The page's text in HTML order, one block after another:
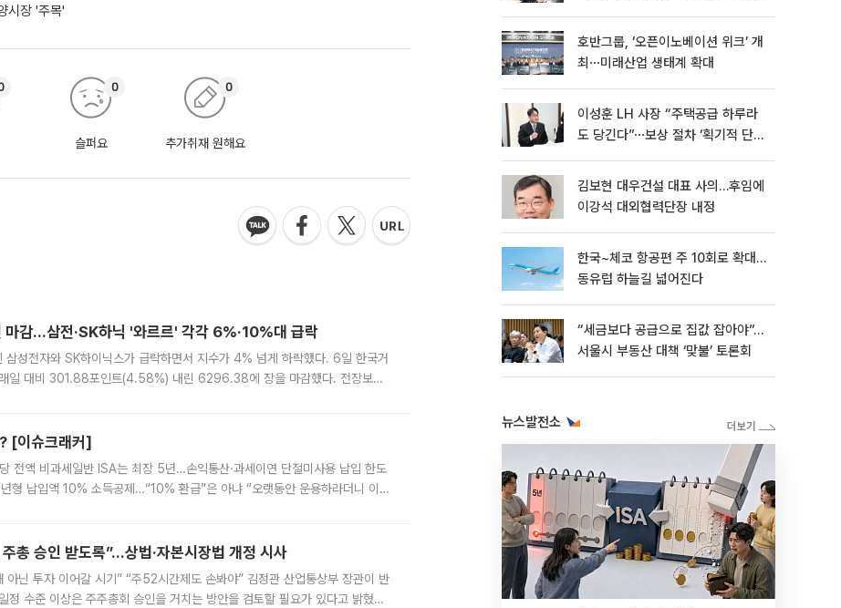
시장 '주목'
슬퍼요
0
추가취재 원해요
0
감…삼전·SK하닉 '와르르' 각각 6%·10%대 급락
삼성전자와 SK하이닉스가 급락하면서 지수가 4% 넘게 하락했다. 6일 한국거
일 대비 301.88포인트(4.58%) 내린 6296.38에 장을 마감했다. 전장보다
[이슈크래커]
전액 비과세일반 ISA는 최장 5년…손익통산·과세이연 단절미사용 납입 한도
형 납입액 10% 소득공제…“10% 환급”은 아냐 “오랫동안 운용하라더니 이제
총 승인 받도록”…상법·자본시장법 개정 시사
아닌 투자 이어갈 시기” “주52시간제도 손봐야” 김정관 산업통상부 장관이 반
정 수준 이상은 주주총회 승인을 거치는 방안을 검토할 필요가 있다고 밝혔다.
호반그룹, ‘오픈이노베이션 위크’ 개
최⋯미래산업 생태계 확대
이성훈 LH 사장 “주택공급 하루라
도 당긴다”⋯보상 절차 ‘획기적 단
김보현 대우건설 대표 사의…후임에
이강석 대외협력단장 내정
한국~체코 항공편 주 10회로 확대…
동유럽 하늘길 넓어진다
“세금보다 공급으로 집값 잡아야”…
서울시 부동산 대책 ‘맞불’ 토론회
뉴스발전소